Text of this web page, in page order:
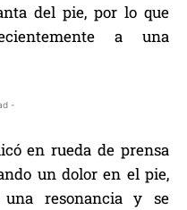
del pie, por lo que
a una
-
en rueda de prensa
un dolor en el pie,
resonancia y se